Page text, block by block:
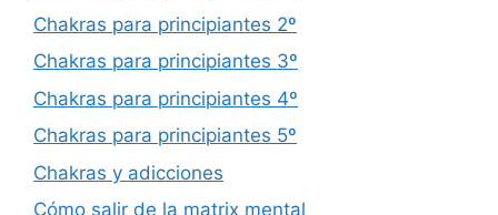
Chakras para principiantes 2º
Chakras para principiantes 3º
Chakras para principiantes 4º
Chakras para principiantes 5º
Chakras y adicciones
Cómo salir de la matrix mental